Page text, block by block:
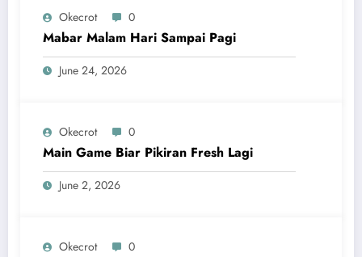
Okecrot 0
Mabar Malam Hari Sampai Pagi
June 24, 2026
Okecrot 0
Main Game Biar Pikiran Fresh Lagi
June 2, 2026
Okecrot 0